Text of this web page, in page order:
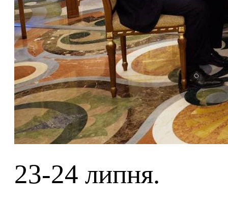
23-24 липня.